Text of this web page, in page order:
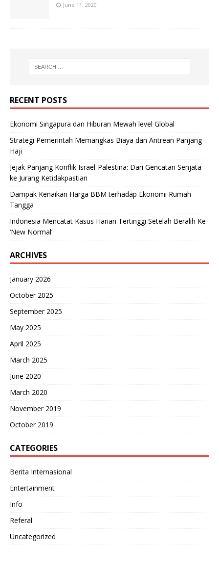
June 11, 2020
RECENT POSTS
Ekonomi Singapura dan Hiburan Mewah level Global
Strategi Pemerintah Memangkas Biaya dan Antrean Panjang
Haji
Jejak Panjang Konflik Israel-Palestina: Dari Gencatan Senjata
ke Jurang Ketidakpastian
Dampak Kenaikan Harga BBM terhadap Ekonomi Rumah
Tangga
Indonesia Mencatat Kasus Harian Tertinggi Setelah Beralih Ke
‘New Normal’
ARCHIVES
January 2026
October 2025
September 2025
May 2025
April 2025
March 2025
June 2020
March 2020
November 2019
October 2019
CATEGORIES
Berita Internasional
Entertainment
Info
Referal
Uncategorized